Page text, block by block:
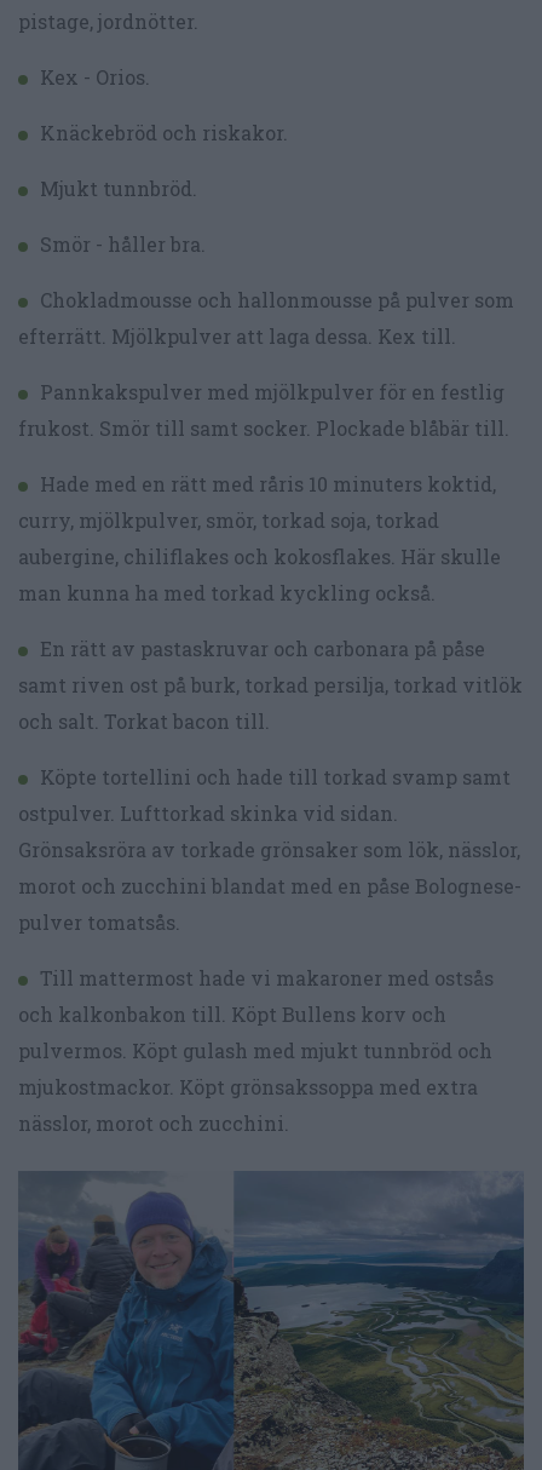
pistage, jordnötter.
Kex - Orios.
Knäckebröd och riskakor.
Mjukt tunnbröd.
Smör - håller bra.
Chokladmousse och hallonmousse på pulver som
efterrätt. Mjölkpulver att laga dessa. Kex till.
Pannkakspulver med mjölkpulver för en festlig
frukost. Smör till samt socker. Plockade blåbär till.
Hade med en rätt med råris 10 minuters koktid,
curry, mjölkpulver, smör, torkad soja, torkad
aubergine, chiliflakes och kokosflakes. Här skulle
man kunna ha med torkad kyckling också.
En rätt av pastaskruvar och carbonara på påse
samt riven ost på burk, torkad persilja, torkad vitlök
och salt. Torkat bacon till.
Köpte tortellini och hade till torkad svamp samt
ostpulver. Lufttorkad skinka vid sidan.
Grönsaksröra av torkade grönsaker som lök, nässlor,
morot och zucchini blandat med en påse Bolognese-
pulver tomatsås.
Till mattermost hade vi makaroner med ostsås
och kalkonbakon till. Köpt Bullens korv och
pulvermos. Köpt gulash med mjukt tunnbröd och
mjukostmackor. Köpt grönsakssoppa med extra
nässlor, morot och zucchini.